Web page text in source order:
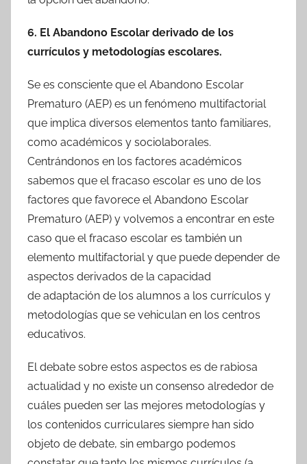
6. El Abandono Escolar derivado de los
currículos y metodologías escolares.
Se es consciente que el Abandono Escolar
Prematuro (AEP) es un fenómeno multifactorial
que implica diversos elementos tanto familiares,
como académicos y sociolaborales.
Centrándonos en los factores académicos
sabemos que el fracaso escolar es uno de los
factores que favorece el Abandono Escolar
Prematuro (AEP) y volvemos a encontrar en este
caso que el fracaso escolar es también un
elemento multifactorial y que puede depender de
aspectos derivados de la capacidad
de adaptación de los alumnos a los currículos y
metodologías que se vehiculan en los centros
educativos.
El debate sobre estos aspectos es de rabiosa
actualidad y no existe un consenso alrededor de
cuáles pueden ser las mejores metodologías y
los contenidos curriculares siempre han sido
objeto de debate, sin embargo podemos